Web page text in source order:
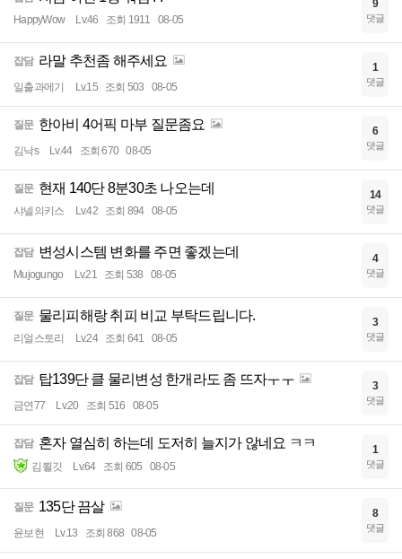
HappyWow Lv.46 조회 1911 08-05
9
댓글
잡담 라말 추천좀 해주세요
일출과메기 Lv.15 조회 503 08-05
1
댓글
질문 한아비 4어픽 마부 질문좀요
김낙s Lv.44 조회 670 08-05
6
댓글
질문 현재 140단 8분30초 나오는데
샤넬의키스 Lv.42 조회 894 08-05
14
댓글
잡담 변성시스템 변화를 주면 좋겠는데
Mujogungo Lv.21 조회 538 08-05
4
댓글
질문 물리피해랑 취피 비교 부탁드립니다.
리얼스토리 Lv.24 조회 641 08-05
3
댓글
잡담 탑139단 클 물리변성 한개라도 좀 뜨자ㅜㅜ
금연77 Lv.20 조회 516 08-05
3
댓글
잡담 혼자 열심히 하는데 도저히 늘지가 않네요 ㅋㅋ
김쬘깃 Lv.64 조회 605 08-05
1
댓글
질문 135단 끔살
윤보현 Lv.13 조회 868 08-05
8
댓글